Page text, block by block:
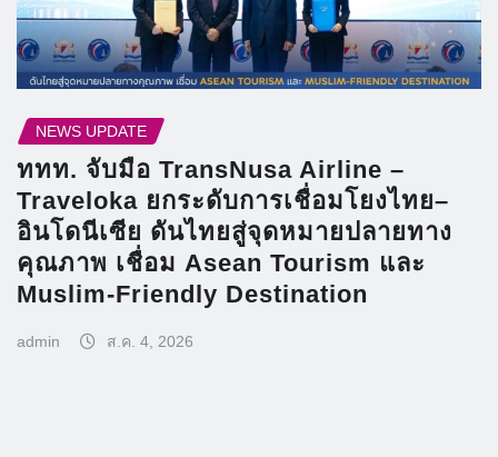
NEWS UPDATE
ททท. จับมือ TransNusa Airline –
Traveloka ยกระดับการเชื่อมโยงไทย–
อินโดนีเซีย ดันไทยสู่จุดหมายปลายทาง
คุณภาพ เชื่อม Asean Tourism และ
Muslim-Friendly Destination
admin ส.ค. 4, 2026